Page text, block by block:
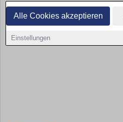
Alle Cookies akzeptieren
Einstellungen